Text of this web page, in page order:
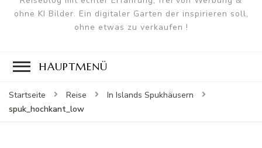
ohne KI Bilder. Ein digitaler Garten der inspirieren soll,
ohne etwas zu verkaufen !
HAUPTMENÜ
Startseite Reise
In Islands Spukhäusern
spuk_hochkant_low